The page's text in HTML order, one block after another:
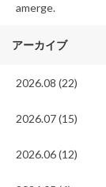
amerge.
アーカイブ
2026.08 (22)
2026.07 (15)
2026.06 (12)